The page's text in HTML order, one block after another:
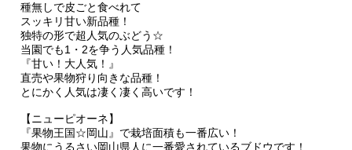
種無しで皮ごと食べれて
スッキリ甘い新品種！
独特の形で超人気のぶどう☆
当園でも1・2を争う人気品種！
『甘い！大人気！』
直売や果物狩り向きな品種！
とにかく人気は凄く凄く高いです！
【ニューピオーネ】
『果物王国☆岡山』で栽培面積も一番広い！
果物にうるさい岡山県人に一番愛されているブドウです！